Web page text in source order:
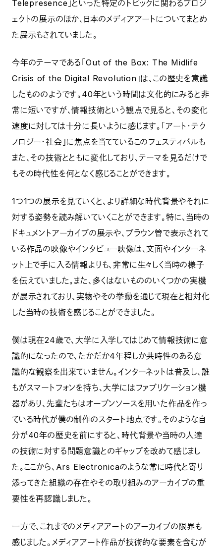
Telepresence」といった特定のトピックに関わるプロジ
ェクトの展示のほか、日本のメディアアートについてまとめ
た展示もされていました。
今年のテーマである「Out of the Box: The Midlife
Crisis of the Digital Revolution」は、この歴史を意識
したもののようです。40年という時間は文化的にみると非
常に短いですが、情報技術という観点で見ると、その変化
速度に対しては十分に長いように感じます。「アート・テク
ノロジー・社会」に焦点を当てているこのフェスティバルも
また、その技術とともに変化しており、テーマを見るだけで
もその時代性を何となく感じることができます。
1つ1つの展示を見ていくと、より詳細な時代背景やそれに
対する姿勢を読み解いていくことができます。特に、当時の
ドキュメントアーカイブの展示や、ブラウン管で表示されて
いる作品の映像やインタビュー映像は、文面やインターネ
ット上で手に入る情報よりも、非常に生々しく当時の様子
を伝えていました。また、多くはないもののいくつかの実機
が展示されており、実物やその挙動を通じて現在と相対化
した当時の技術を感じることができました。
僕は現在24歳で、大学に入学してはじめて情報技術に意
識的になったので、たかだか4年程しか共時性のある意
識的な観察を出来ていません。インターネットは普及し、誰
もがスマートフォンを持ち、大学にはファブリケーション機
器があり、先輩たちはオープンソースを用いた作品を作っ
ている時代が僕の制作のスタート地点です。そのような自
分が40年の歴史を前にすると、時代背景や当時の人達
の技術に対する問題意識とのギャップを改めて感じまし
た。ここから、Ars Electronicaのような常に時代と寄り
添ってきた組織の存在やその取り組みのアーカイブの重
要性を再認識しました。
一方で、これまでのメディアアートのアーカイブの限界も
感じました。メディアアート作品が技術的な要素を含むが